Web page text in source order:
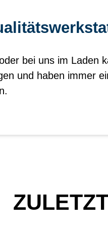
bei uns im Laden
und haben immer